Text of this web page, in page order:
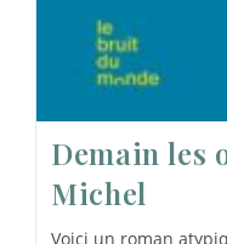
Demain les
Michel
Voici un roman